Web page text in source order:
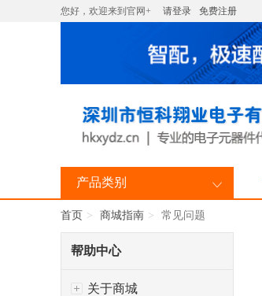
您好，欢迎来到官网+ 请登录 免费注册
产品类别
首页 商城指南 常见问题
帮助中心
关于商城